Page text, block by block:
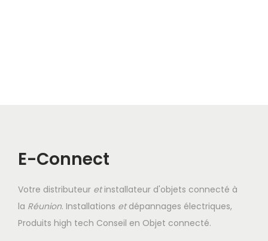
E-Connect
Votre distributeur etinstallateur d'objets connecté à
la Réunion. Installations etdépannages électriques,
Produits high tech Conseil en Objet connecté.